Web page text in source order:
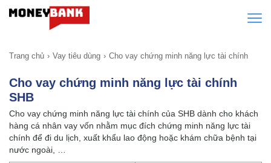
Trang chủ Vay tiêu dùng Cho vay chứng minh năng lực tài chính
Cho vay chứng minh năng lực tài chính
SHB
Cho vay chứng minh năng lực tài chính của SHB dành cho khách
hàng cá nhân vay vốn nhằm mục đích chứng minh năng lực tài
chính để đi du lịch, xuất khẩu lao động hoặc khám chữa bệnh tại
nước ngoài, …